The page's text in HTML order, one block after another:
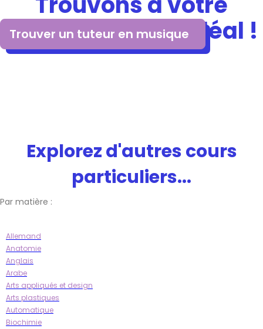
enfant le tuteur idéal !
Trouver un tuteur en musique
Explorez d'autres cours
particuliers...
Par matière :
Allemand
Anatomie
Anglais
Arabe
Arts appliqués et design
Arts plastiques
Automatique
Biochimie